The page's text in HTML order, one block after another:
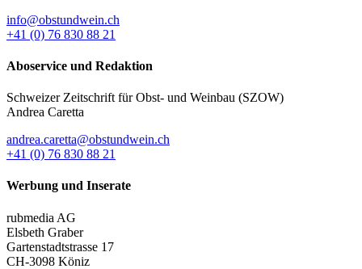
info@obstundwein.ch
+41 (0) 76 830 88 21
Aboservice und Redaktion
Schweizer Zeitschrift für Obst- und Weinbau (SZOW)
Andrea Caretta
andrea.caretta@obstundwein.ch
+41 (0) 76 830 88 21
Werbung und Inserate
rubmedia AG
Elsbeth Graber
Gartenstadtstrasse 17
CH-3098 Köniz